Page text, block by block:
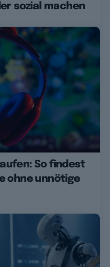
sozial machen
So findest
ohne unnötige